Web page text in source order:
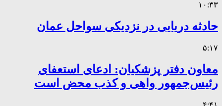
۱۰:۳۳
حادثه دریایی در نزدیکی سواحل عمان
۵:۱۷
معاون دفتر پزشکیان: ادعای استعفای
رئیس‌جمهور واهی و کذب محض است